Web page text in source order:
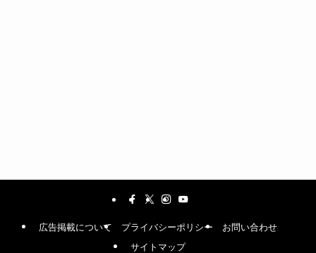
広告掲載について プライバシーポリシー
お問い合わせ
サイトマップ